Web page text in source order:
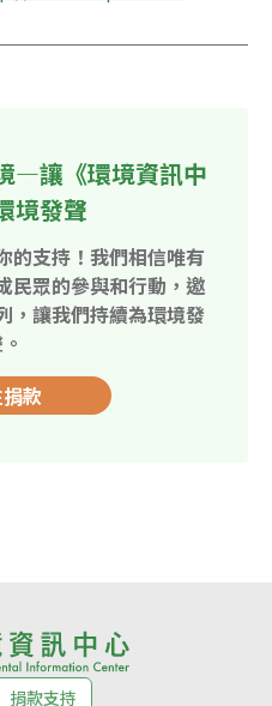
—讓《環境資訊中
境發聲
的支持！我們相信唯有
民眾的參與和行動，邀
，讓我們持續為環境發
款
捐款支持